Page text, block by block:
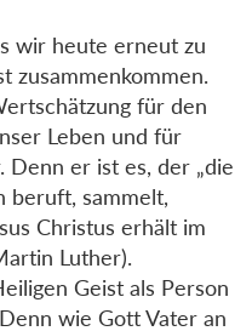
wir heute erneut zu
zusammenkommen.
für den
Leben und für
er ist es, der „die
beruft, sammelt,
Christus erhält im
Luther).
Geist als Person
wie Gott Vater an